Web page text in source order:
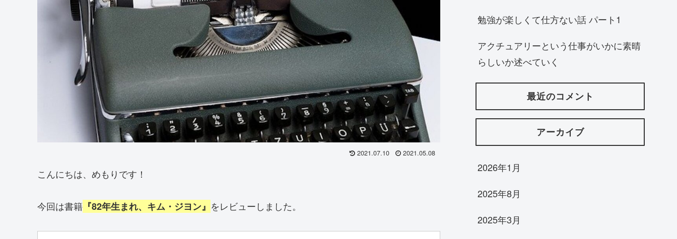
2021.07.10 2021.05.08
こんにちは、めもりです！
今回は書籍 『82年生まれ、キム・ジヨン』 をレビューしました。
勉強が楽しくて仕方ない話 パート1
アクチュアリーという仕事がいかに素晴
らしいか述べていく
最近のコメント
アーカイブ
2026年1月
2025年8月
2025年3月